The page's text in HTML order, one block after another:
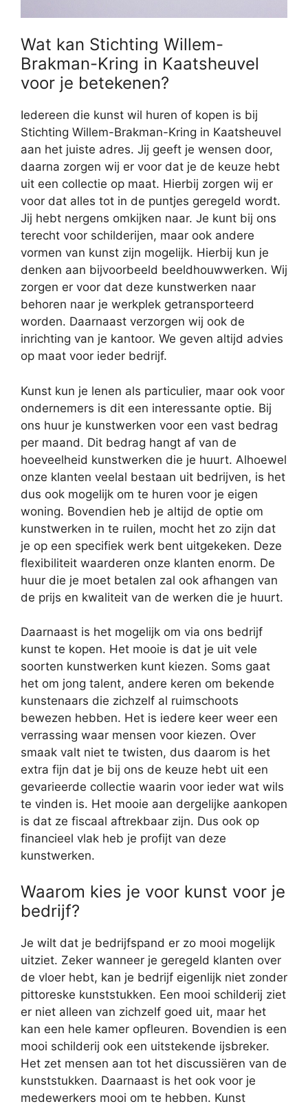
Wat kan Stichting Willem-
Brakman-Kring in Kaatsheuvel
voor je betekenen?
Iedereen die kunst wil huren of kopen is bij
Stichting Willem-Brakman-Kring in Kaatsheuvel
aan het juiste adres. Jij geeft je wensen door,
daarna zorgen wij er voor dat je de keuze hebt
uit een collectie op maat. Hierbij zorgen wij er
voor dat alles tot in de puntjes geregeld wordt.
Jij hebt nergens omkijken naar. Je kunt bij ons
terecht voor schilderijen, maar ook andere
vormen van kunst zijn mogelijk. Hierbij kun je
denken aan bijvoorbeeld beeldhouwwerken. Wij
zorgen er voor dat deze kunstwerken naar
behoren naar je werkplek getransporteerd
worden. Daarnaast verzorgen wij ook de
inrichting van je kantoor. We geven altijd advies
op maat voor ieder bedrijf.
Kunst kun je lenen als particulier, maar ook voor
ondernemers is dit een interessante optie. Bij
ons huur je kunstwerken voor een vast bedrag
per maand. Dit bedrag hangt af van de
hoeveelheid kunstwerken die je huurt. Alhoewel
onze klanten veelal bestaan uit bedrijven, is het
dus ook mogelijk om te huren voor je eigen
woning. Bovendien heb je altijd de optie om
kunstwerken in te ruilen, mocht het zo zijn dat
je op een specifiek werk bent uitgekeken. Deze
flexibiliteit waarderen onze klanten enorm. De
huur die je moet betalen zal ook afhangen van
de prijs en kwaliteit van de werken die je huurt.
Daarnaast is het mogelijk om via ons bedrijf
kunst te kopen. Het mooie is dat je uit vele
soorten kunstwerken kunt kiezen. Soms gaat
het om jong talent, andere keren om bekende
kunstenaars die zichzelf al ruimschoots
bewezen hebben. Het is iedere keer weer een
verrassing waar mensen voor kiezen. Over
smaak valt niet te twisten, dus daarom is het
extra fijn dat je bij ons de keuze hebt uit een
gevarieerde collectie waarin voor ieder wat wils
te vinden is. Het mooie aan dergelijke aankopen
is dat ze fiscaal aftrekbaar zijn. Dus ook op
financieel vlak heb je profijt van deze
kunstwerken.
Waarom kies je voor kunst voor je
bedrijf?
Je wilt dat je bedrijfspand er zo mooi mogelijk
uitziet. Zeker wanneer je geregeld klanten over
de vloer hebt, kan je bedrijf eigenlijk niet zonder
pittoreske kunststukken. Een mooi schilderij ziet
er niet alleen van zichzelf goed uit, maar het
kan een hele kamer opfleuren. Bovendien is een
mooi schilderij ook een uitstekende ijsbreker.
Het zet mensen aan tot het discussiëren van de
kunststukken. Daarnaast is het ook voor je
medewerkers mooi om te hebben. Kunst